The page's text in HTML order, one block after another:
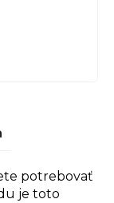
potrebovať
je toto